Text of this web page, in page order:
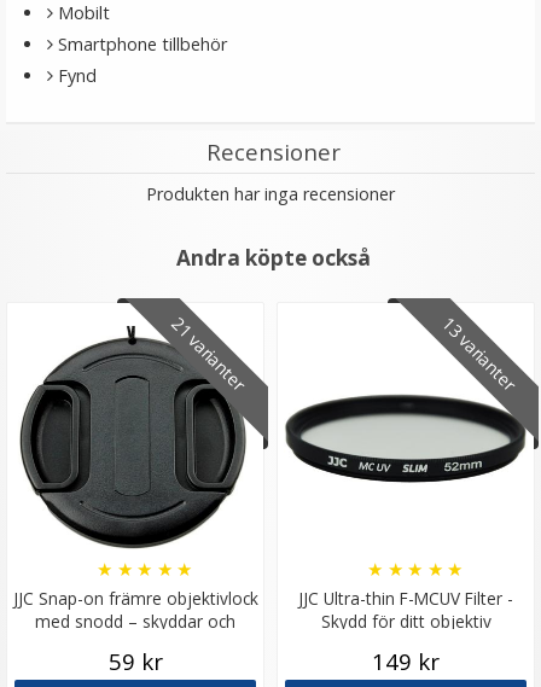
★
Puluz Gängadapter 1/4 tums hongänga till 3/8 tums
hangänga
LÄGG I VARUKORG
Mobilt
Smartphone tillbehör
Fynd
Recensioner
Produkten har inga recensioner
Andra köpte också
21 varianter
JJC Snap-on främre objektivlock
med snodd – skyddar och
★ ★ ★ ★ ★
59 kr
13 varianter
JJC Ultra-thin F-MCUV Filter -
Skydd för ditt objektiv
★ ★ ★ ★ ★
149 kr